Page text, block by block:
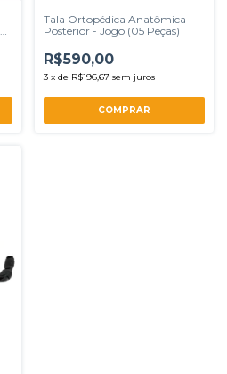
Tala Ortopédica Anatômica
Posterior - Jogo (05 Peças)
R$590,00
3 x de R$196,67 sem juros